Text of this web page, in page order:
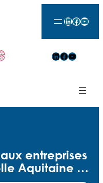
LinkedIn
Facebook
LinkedIn
Facebook
YouTube
entreprises
Aquitaine …